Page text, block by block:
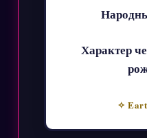
Характер
✧